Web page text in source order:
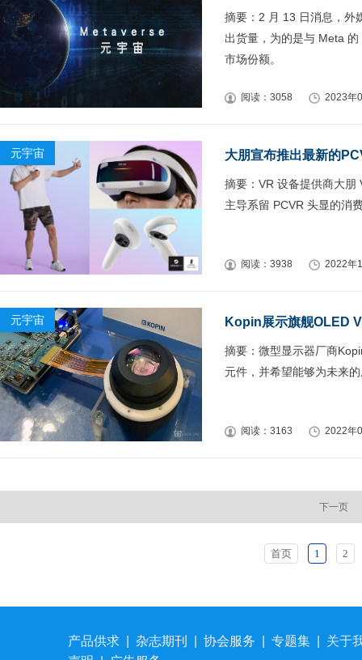
摘要：2 月 13 日消息，外
出货量，为的是与 Meta
市场份额。
阅读：3058 2023年
元宇宙 大朋宣布推出最新的
摘要：VR 设备提供商大朋
主导系留 PCVR 头显的消
阅读：3938 2022年
元宇宙 Kopin展示旗舰OLED
摘要：微型显示器厂商
元件，并希望能够为未来
阅读：3163 2022年
下一页
首页 1 2
产品供求 杂志期刊 协会服务 专题集
关于